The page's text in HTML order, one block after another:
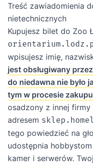
Treść zawiadomienia
nietechnicznych
Kupujesz bilet do Zoo
wpisujesz imię,
jest obsługiwany
do niedawna nie było
tym w procesie zakupu
osadzony z innej firmy
adresem
tego powiedzieć na
udostępnia
kamer i serwerów.